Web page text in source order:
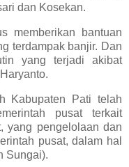
dan Kosekan.
memberikan bantuan
terdampak banjir. Dan
yang terjadi akibat
Kabupaten Pati telah
pusat terkait
yang pengelolaan dan
pusat, dalam hal
Sungai).